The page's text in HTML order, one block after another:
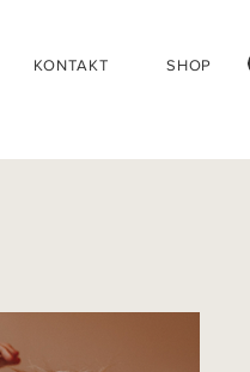
KONTAKT SHOP